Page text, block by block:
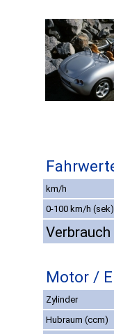
km/h
0-100 km/h (sek)
Motor /
Zylinder
Hubraum (ccm)